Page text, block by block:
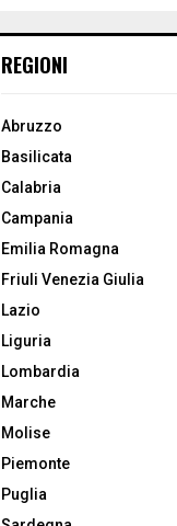
REGIONI
Abruzzo
Basilicata
Calabria
Campania
Emilia Romagna
Friuli Venezia Giulia
Lazio
Liguria
Lombardia
Marche
Molise
Piemonte
Puglia